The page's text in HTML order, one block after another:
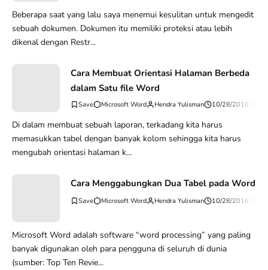
Beberapa saat yang lalu saya menemui kesulitan untuk mengedit
sebuah dokumen. Dokumen itu memiliki proteksi atau lebih
dikenal dengan Restr...
Cara Membuat Orientasi Halaman Berbeda
dalam Satu file Word
Microsoft Word Hendra Yulisman 10/28/2016
Di dalam membuat sebuah laporan, terkadang kita harus
memasukkan tabel dengan banyak kolom sehingga kita harus
mengubah orientasi halaman k...
Cara Menggabungkan Dua Tabel pada Word
Microsoft Word Hendra Yulisman 10/28/2016
Microsoft Word adalah software “word processing” yang paling
banyak digunakan oleh para pengguna di seluruh di dunia
(sumber: Top Ten Revie...